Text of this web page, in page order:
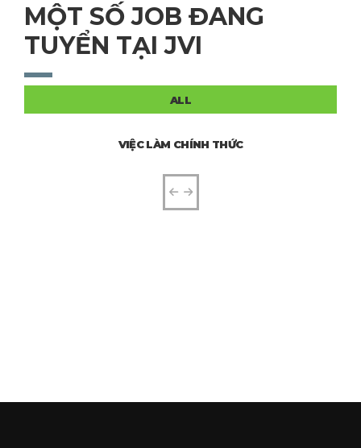
MỘT SỐ JOB ĐANG
TUYỂN TẠI JVI
ALL
VIỆC LÀM CHÍNH THỨC